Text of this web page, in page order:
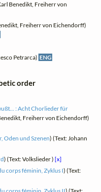
Benedikt, Freiherr von
Freiherr von Eichendorff)
Petrarca) ENG
order
: Acht Chorlieder für
Freiherr von Eichendorff)
Oden und Szenen) (Text: Johann
) (Text: Volkslieder )[x]
corps féminin, Zyklus I) (Text: